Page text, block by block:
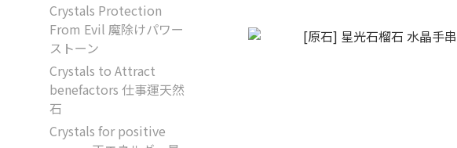
Crystals Protection
From Evil 魔除けパワー
ストーン
Crystals to Attract
benefactors 仕事運天然
石
Crystals for positive